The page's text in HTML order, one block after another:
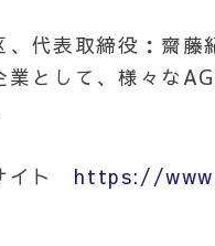
代表取締役：齋藤
業として、様々な
イト https://